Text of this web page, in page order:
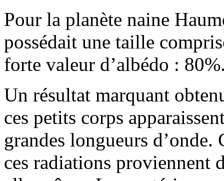
Pour la planète naine
possédait une taille
forte valeur d’albédo :
Un résultat marquant
ces petits corps
grandes longueurs
ces radiations proviennent